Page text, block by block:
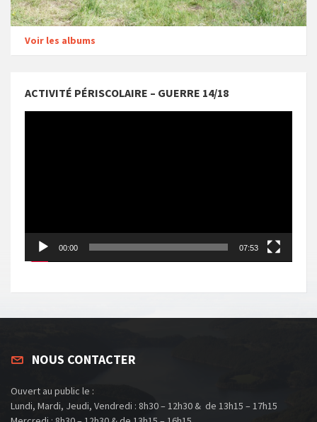
Voir les albums
ACTIVITÉ PÉRISCOLAIRE – GUERRE 14/18
Lecteur
00:00 07:53
NOUS CONTACTER
Ouvert au public le :
Lundi, Mardi, Jeudi, Vendredi : 8h30 – 12h30 & de 13h15 – 17h15